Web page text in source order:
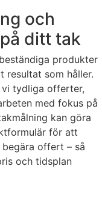
och
ditt tak
produkter
resultat som håller.
vi tydliga offerter,
med fokus på
kan göra
för att
offert – så
och tidsplan